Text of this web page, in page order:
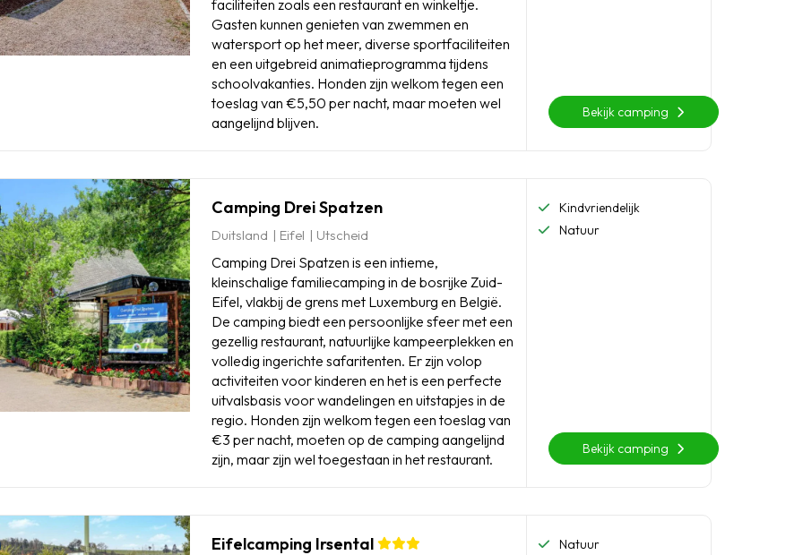
faciliteiten zoals een restaurant en winkeltje.
Gasten kunnen genieten van zwemmen en
watersport op het meer, diverse sportfaciliteiten
en een uitgebreid animatieprogramma tijdens
schoolvakanties. Honden zijn welkom tegen een
toeslag van €5,50 per nacht, maar moeten wel
aangelijnd blijven.
Bekijk camping
Camping Drei Spatzen
Duitsland Eifel Utscheid
Camping Drei Spatzen is een intieme,
kleinschalige familiecamping in de bosrijke Zuid-
Eifel, vlakbij de grens met Luxemburg en België.
De camping biedt een persoonlijke sfeer met een
gezellig restaurant, natuurlijke kampeerplekken en
volledig ingerichte safaritenten. Er zijn volop
activiteiten voor kinderen en het is een perfecte
uitvalsbasis voor wandelingen en uitstapjes in de
regio. Honden zijn welkom tegen een toeslag van
€3 per nacht, moeten op de camping aangelijnd
zijn, maar zijn wel toegestaan in het restaurant.
Kindvriendelijk
Natuur
Bekijk camping
Eifelcamping Irsental Natuur